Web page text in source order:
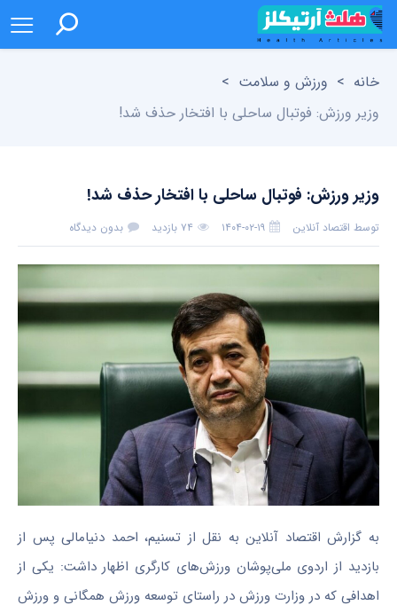
خانه > ورزش و سلامت >
وزیر ورزش: فوتبال ساحلی با افتخار حذف شد!
وزیر ورزش: فوتبال ساحلی با افتخار حذف شد!
توسط اقتصاد آنلاین ۱۴۰۴-۰۲-۱۹ ۷۴ بازدید بدون دیدگاه
به گزارش اقتصاد آنلاین به نقل از تسنیم، احمد دنیامالی پس از
بازدید از اردوی ملی‌پوشان ورزش‌های کارگری اظهار داشت: یکی از
اهدافی که در وزارت ورزش در راستای توسعه ورزش همگانی و ورزش